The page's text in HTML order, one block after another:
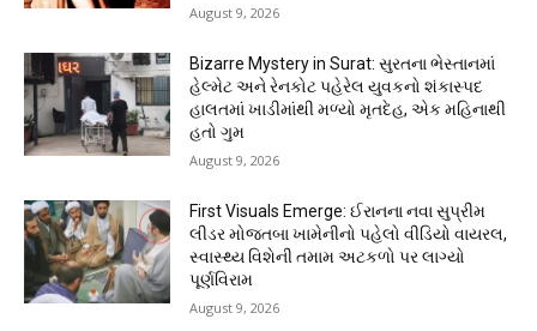
August 9, 2026
Bizarre Mystery in Surat: સુરતના ભેસ્તાનમાં
હેલ્મેટ અને રેનકોટ પહેરેલ યુવકનો શંકાસ્પદ
હાલતમાં ખાડીમાંથી મળ્યો મૃતદેહ, એક મહિનાથી
હતો ગુમ
August 9, 2026
First Visuals Emerge: ઈરાનના નવા સુપ્રીમ
લીડર મોજતબા ખામેનીનો પહેલો વીડિયો વાયરલ,
સ્વાસ્થ્ય વિશેની તમામ અટકળો પર લાગ્યો
પૂર્ણવિરામ
August 9, 2026